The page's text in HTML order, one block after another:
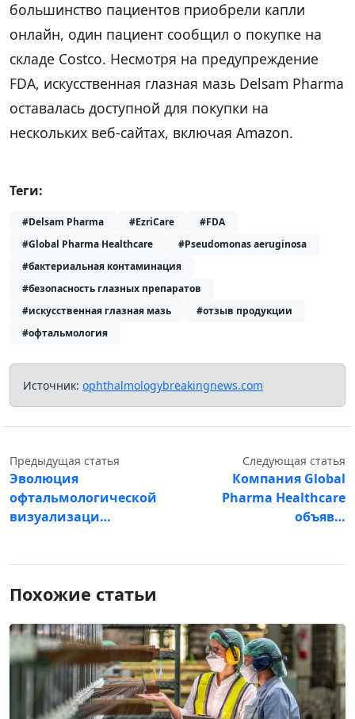
большинство пациентов приобрели капли
онлайн, один пациент сообщил о покупке на
складе Costco. Несмотря на предупреждение
FDA, искусственная глазная мазь Delsam Pharma
оставалась доступной для покупки на
нескольких веб-сайтах, включая Amazon.
Теги:
#Delsam Pharma #EzriCare
#FDA
#Global Pharma Healthcare
#Pseudomonas aeruginosa
#бактериальная контаминация
#безопасность глазных препаратов
#искусственная глазная мазь
#отзыв продукции
#офтальмология
Источник: ophthalmologybreakingnews.com
Предыдущая статья
Эволюция
офтальмологической
визуализаци…
Следующая статья
Компания Global
Pharma Healthcare
объяв…
Похожие статьи